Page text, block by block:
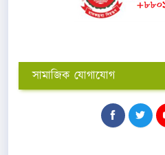
সামাজিক যোগাযোগ